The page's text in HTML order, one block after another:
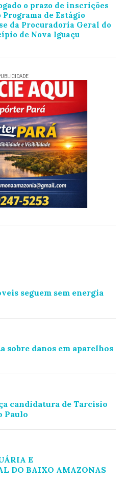
o prazo de inscrições
Programa de Estágio
da Procuradoria Geral do
de Nova Iguaçu
seguem sem energia
sobre danos em aparelhos
candidatura de Tarcísio
Paulo
E
DO BAIXO AMAZONAS